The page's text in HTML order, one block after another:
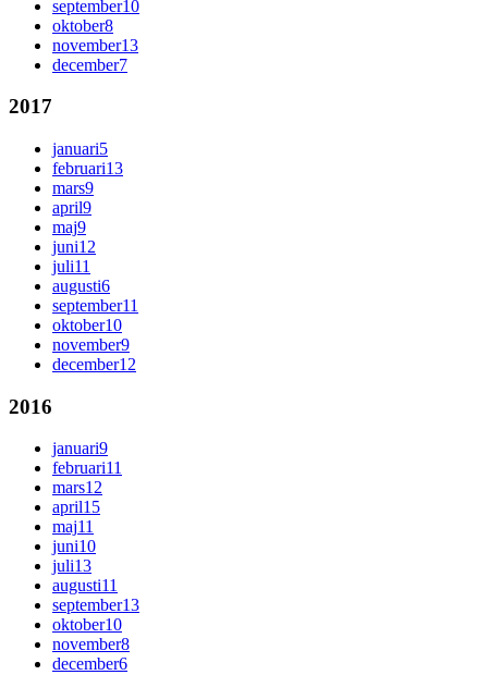
september10
oktober8
november13
december7
2017
januari5
februari13
mars9
april9
maj9
juni12
juli11
augusti6
september11
oktober10
november9
december12
2016
januari9
februari11
mars12
april15
maj11
juni10
juli13
augusti11
september13
oktober10
november8
december6